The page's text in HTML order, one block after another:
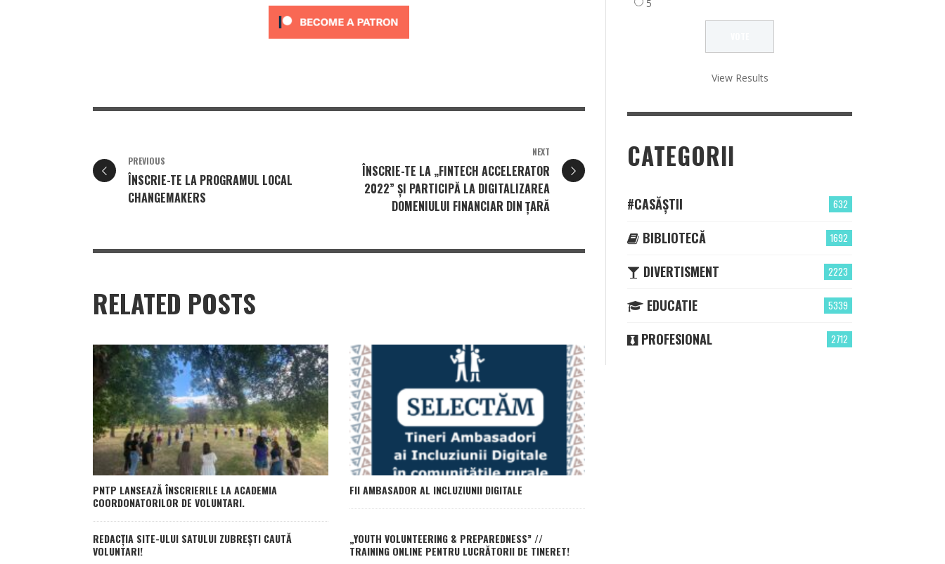
PREVIOUS
ÎNSCRIE-TE LA PROGRAMUL LOCAL
CHANGEMAKERS
NEXT
ÎNSCRIE-TE LA „FINTECH ACCELERATOR
2022” ȘI PARTICIPĂ LA DIGITALIZAREA
DOMENIULUI FINANCIAR DIN ȚARĂ
RELATED POSTS
PNTP LANSEAZĂ ÎNSCRIERILE LA ACADEMIA
COORDONATORILOR DE VOLUNTARI.
FII AMBASADOR AL INCLUZIUNII DIGITALE
REDACȚIA SITE-ULUI SATULUI ZUBREȘTI CAUTĂ
VOLUNTARI!
„YOUTH VOLUNTEERING & PREPAREDNESS” //
TRAINING ONLINE PENTRU LUCRĂTORII DE TINERET!
5
View Results
CATEGORII
632
#CASĂȘTII
1692
BIBLIOTECĂ
2223
DIVERTISMENT
5339
EDUCATIE
2712
PROFESIONAL